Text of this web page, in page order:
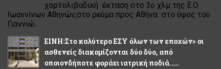
χορτολιβαδική έκταση στο 3ο χλμ της Ε.Ο
Ιωαννίνων Αθηνών,στο ρεύμα προς Αθήνα στο ύψος του
Γιαννιώ...
ΕΙΝΗ:Στο καλύτερο ΕΣΥ όλων των εποχών» οι
ασθενείς διακομίζονται δύο δύο, από
οποιονδήποτε φοράει ιατρική ποδιά.....